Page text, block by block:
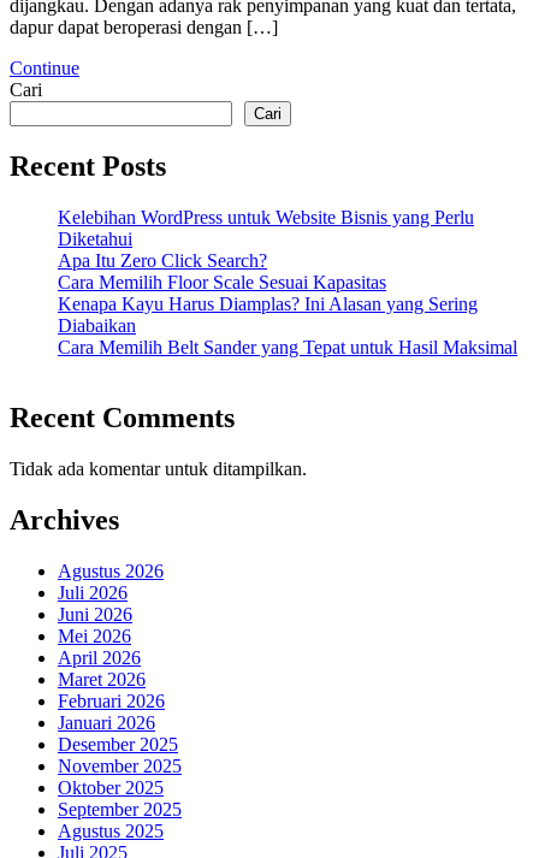
dijangkau. Dengan adanya rak penyimpanan yang kuat dan tertata,
dapur dapat beroperasi dengan […]
Continue
Cari
Cari
Recent Posts
Kelebihan WordPress untuk Website Bisnis yang Perlu
Diketahui
Apa Itu Zero Click Search?
Cara Memilih Floor Scale Sesuai Kapasitas
Kenapa Kayu Harus Diamplas? Ini Alasan yang Sering
Diabaikan
Cara Memilih Belt Sander yang Tepat untuk Hasil Maksimal
Recent Comments
Tidak ada komentar untuk ditampilkan.
Archives
Agustus 2026
Juli 2026
Juni 2026
Mei 2026
April 2026
Maret 2026
Februari 2026
Januari 2026
Desember 2025
November 2025
Oktober 2025
September 2025
Agustus 2025
Juli 2025